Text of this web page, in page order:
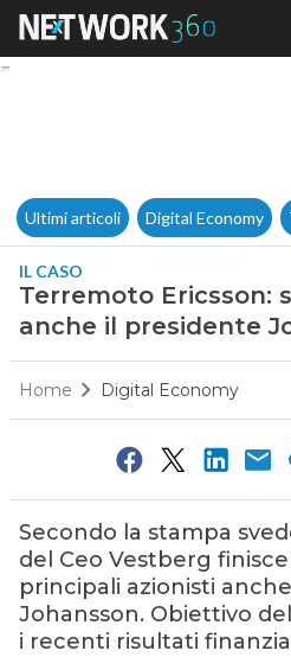
Ultimi articoli Digital Economy
IL CASO
Terremoto Ericsson:
anche il presidente
Home Digital Economy
Secondo la stampa
del Ceo Vestberg
principali azionisti
Johansson. Obiettivo
i recenti risultati